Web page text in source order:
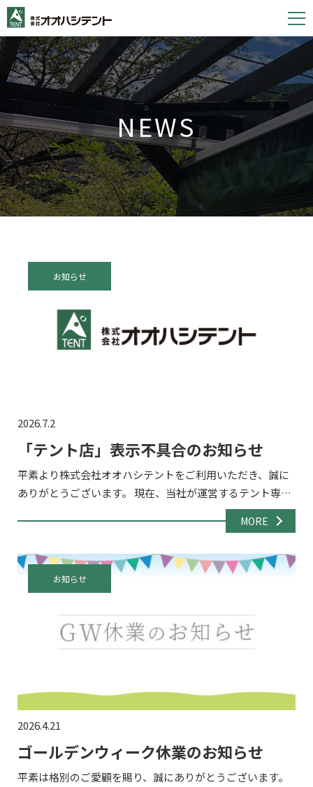
i
c
o
n
t
e
NEWS
2026.7.2
「テント店」表示不具合のお知らせ
平素より株式会社オオハシテントをご利用いただき、誠に
ありがとうございます。 現在、当社が運営するテント専門
通販サイト「テント店」（https://pipe-tent.com/）にお
いて、サイトの表示が正常に行われない不具 […]
お知らせ
MORE
2026.4.21
ゴールデンウィーク休業のお知らせ
平素は格別のご愛顧を賜り、誠にありがとうございます。
お知らせ